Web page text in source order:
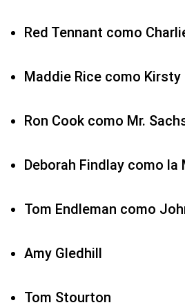
Red Tennant como
Maddie Rice como Kirsty
Ron Cook como Mr.
Deborah Findlay como la
Tom Endleman como
Amy Gledhill
Tom Stourton